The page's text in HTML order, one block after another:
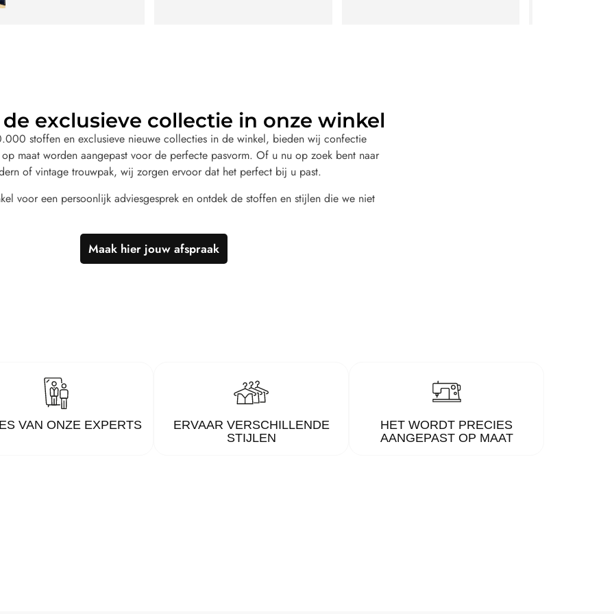
exclusieve collectie in onze winkel
stoffen en exclusieve nieuwe collecties in de winkel, bieden wij confectie
maat worden aangepast voor de perfecte pasvorm. Of u nu op zoek bent naar
of vintage trouwpak, wij zorgen ervoor dat het perfect bij u past.
voor een persoonlijk adviesgesprek en ontdek de stoffen en stijlen die we niet
Maak hier jouw afspraak
VAN ONZE EXPERTS
ERVAAR VERSCHILLENDE
STIJLEN
HET WORDT PRECIES
AANGEPAST OP MAAT